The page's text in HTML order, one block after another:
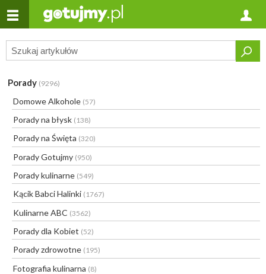
Porady (9296)
Domowe Alkohole (57)
Porady na błysk (138)
Porady na Święta (320)
Porady Gotujmy (950)
Porady kulinarne (549)
Kącik Babci Halinki (1767)
Kulinarne ABC (3562)
Porady dla Kobiet (52)
Porady zdrowotne (195)
Fotografia kulinarna (8)